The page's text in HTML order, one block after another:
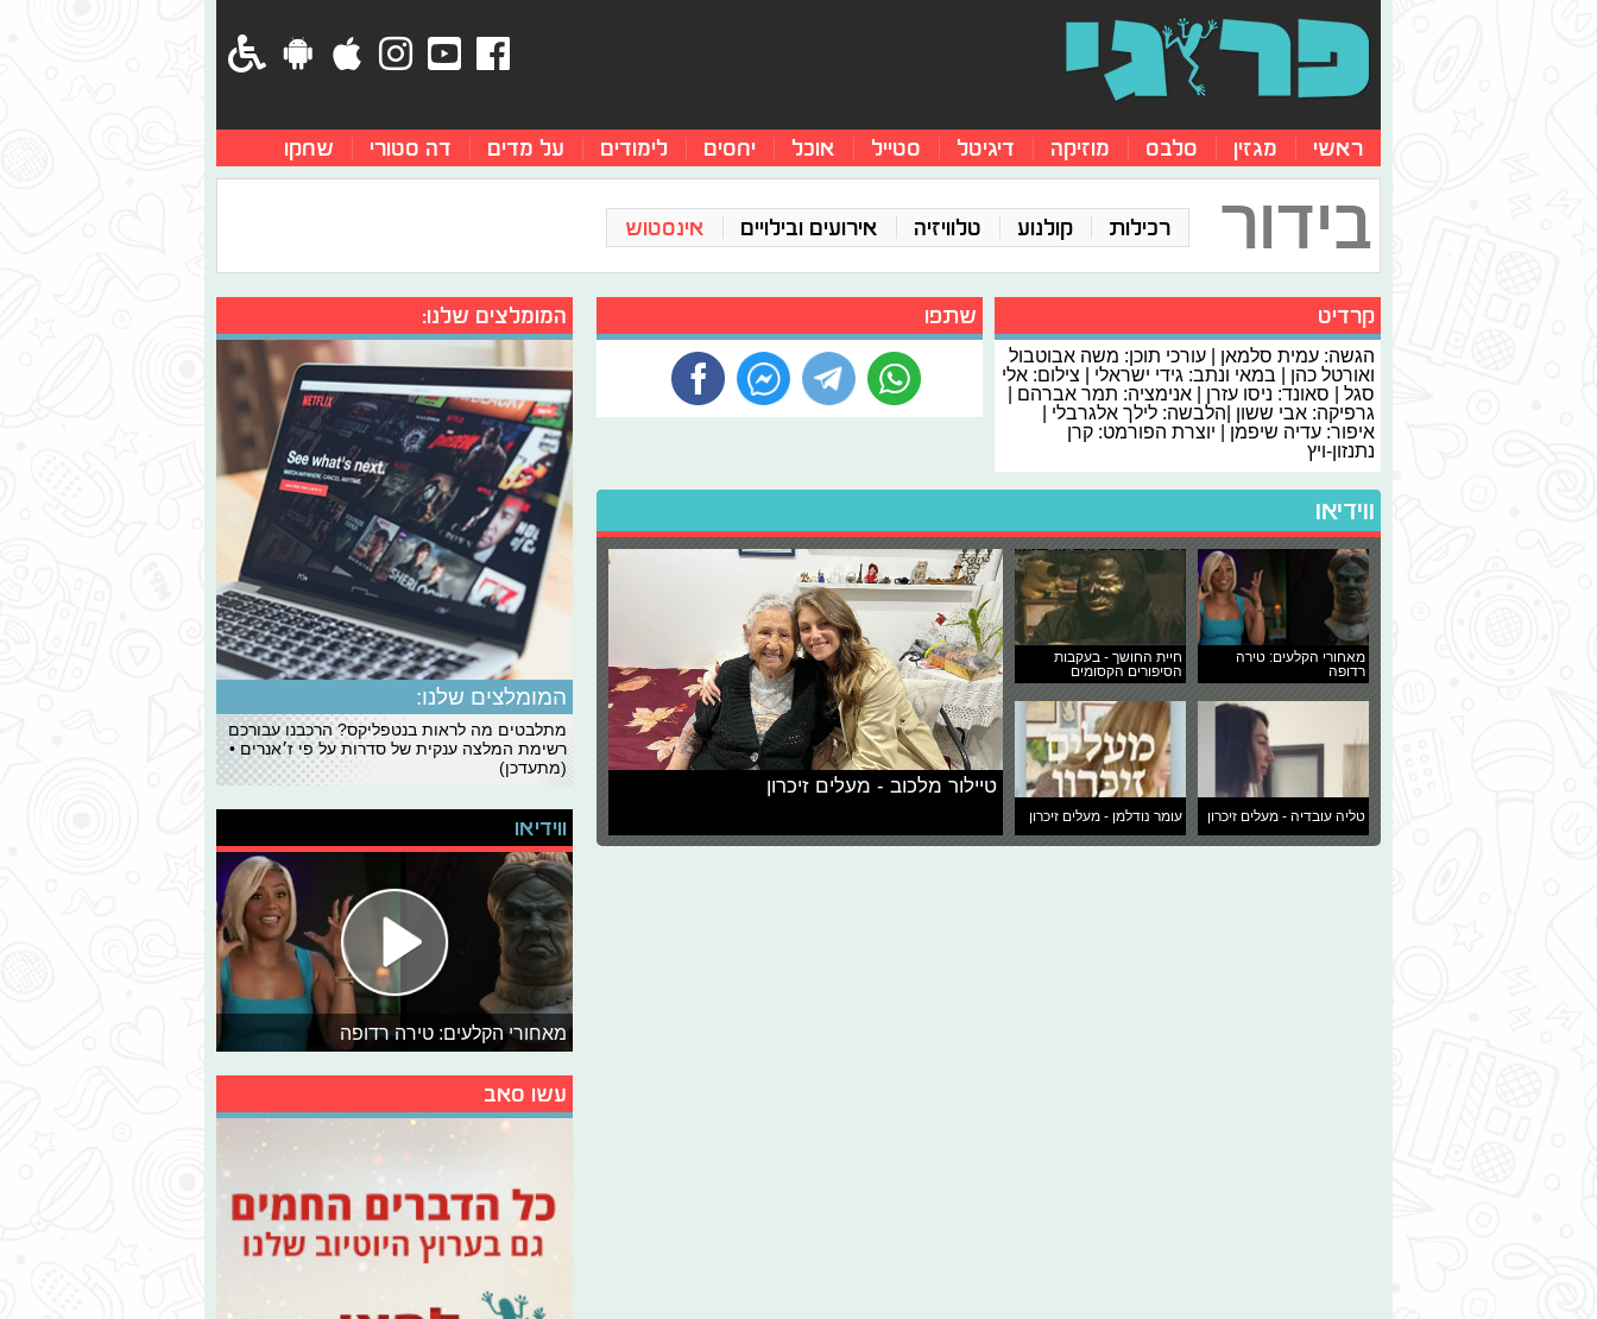
ראשי מגזין סלבס מוזיקה דיגיטל סטייל אוכל יחסים לימודים על מדים דה סטורי שחקו
בידור רכילות קולנוע טלוויזיה אירועים ובילויים אינסטוש
קרדיט
הגשה: עמית סלמאן | עורכי תוכן: משה אבוטבול
ואורטל כהן | במאי ונתב: גידי ישראלי | צילום: אלי
סגל | סאונד: ניסו עזרן | אנימציה: תמר אברהם |
גרפיקה: אבי ששון |הלבשה: לילך אלגרבלי |
איפור: עדיה שיפמן | יוצרת הפורמט: קרן
נתנזון-ויץ
שתפו
ווידיאו
מאחורי הקלעים: טירה
רדופה
חיית החושך - בעקבות
הסיפורים הקסומים
טליה עובדיה - מעלים זיכרון עומר נודלמן - מעלים זיכרון
טיילור מלכוב - מעלים זיכרון
המומלצים שלנו:
המומלצים שלנו:
מתלבטים מה לראות בנטפליקס? הרכבנו עבורכם
רשימת המלצה ענקית של סדרות על פי ז׳אנרים •
(מתעדכן)
ווידיאו
מאחורי הקלעים: טירה רדופה
עשו סאב